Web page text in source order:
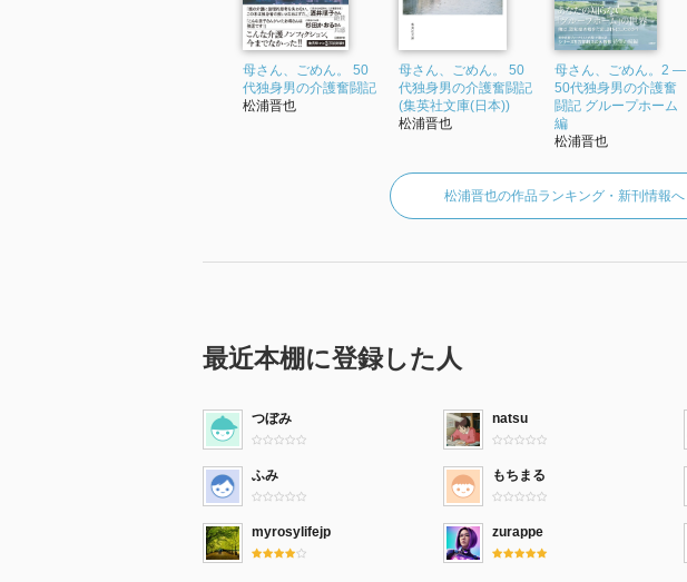
母さん、ごめん。 50
代独身男の介護奮闘記
松浦晋也
母さん、ごめん。 50
代独身男の介護奮闘記
(集英社文庫(日本))
松浦晋也
母さん、ごめん。2 ―
50代独身男の介護奮
闘記 グループホーム
編
松浦晋也
松浦晋也の作品ランキング・新刊情報へ
最近本棚に登録した人
つぼみ natsu
ふみ もちまる
myrosylifejp zurappe